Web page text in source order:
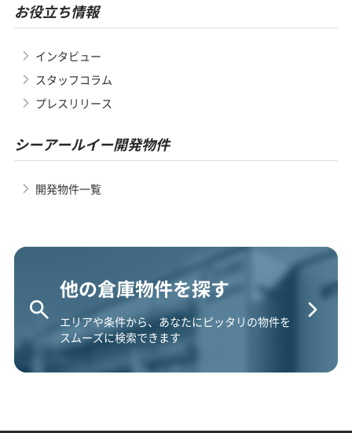
お役立ち情報
インタビュー
スタッフコラム
プレスリリース
シーアールイー開発物件
開発物件一覧
他の倉庫物件を探す
エリアや条件から、あなたにピッタリの物件を
スムーズに検索できます